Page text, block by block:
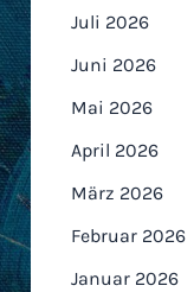
Juli 2026
Juni 2026
Mai 2026
April 2026
März 2026
Februar 2026
Januar 2026